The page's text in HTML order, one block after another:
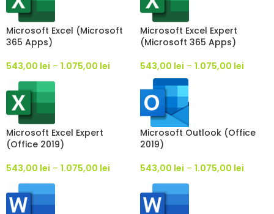
Microsoft Excel (Microsoft
365 Apps)
543,00 lei – 1.075,00 lei
Microsoft Excel Expert
(Microsoft 365 Apps)
543,00 lei – 1.075,00 lei
Microsoft Excel Expert
(Office 2019)
543,00 lei – 1.075,00 lei
Microsoft Outlook (Office
2019)
543,00 lei – 1.075,00 lei